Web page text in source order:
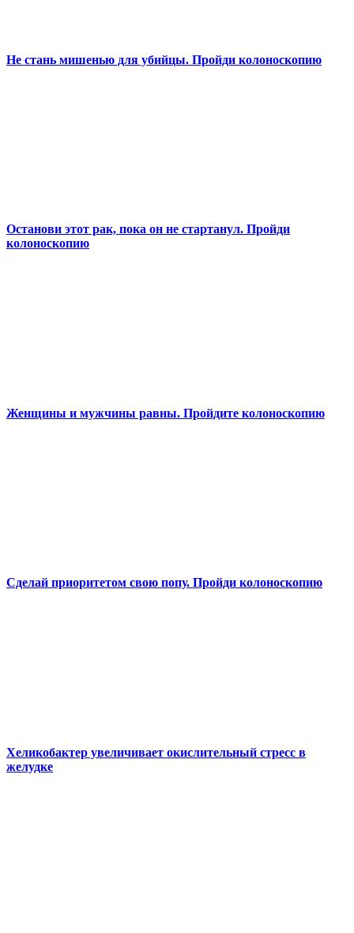
Не стань мишенью для убийцы. Пройди колоноскопию
Останови этот рак, пока он не стартанул. Пройди
колоноскопию
Женщины и мужчины равны. Пройдите колоноскопию
Сделай приоритетом свою попу. Пройди колоноскопию
Хеликобактер увеличивает окислительный стресс в
желудке